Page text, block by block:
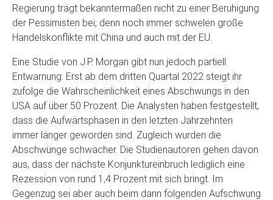
Regierung trägt bekanntermaßen nicht zu einer Beruhigung
der Pessimisten bei, denn noch immer schwelen große
Handelskonflikte mit China und auch mit der EU.
Eine Studie von J.P. Morgan gibt nun jedoch partiell
Entwarnung: Erst ab dem dritten Quartal 2022 steigt ihr
zufolge die Wahrscheinlichkeit eines Abschwungs in den
USA auf über 50 Prozent. Die Analysten haben festgestellt,
dass die Aufwärtsphasen in den letzten Jahrzehnten
immer länger geworden sind. Zugleich wurden die
Abschwünge schwächer. Die Studienautoren gehen davon
aus, dass der nächste Konjunktureinbruch lediglich eine
Rezession von rund 1,4 Prozent mit sich bringt. Im
Gegenzug sei aber auch beim dann folgenden Aufschwung